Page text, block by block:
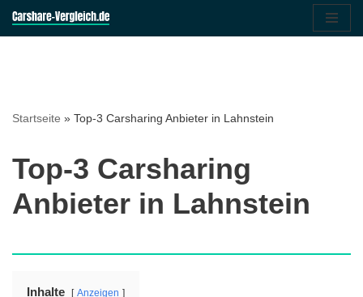
Startseite » Top-3 Carsharing Anbieter in Lahnstein
Top-3 Carsharing
Anbieter in Lahnstein
Inhalte Anzeigen